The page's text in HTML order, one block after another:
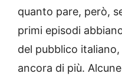
quanto pare, però,
primi episodi
del pubblico
ancora di più.